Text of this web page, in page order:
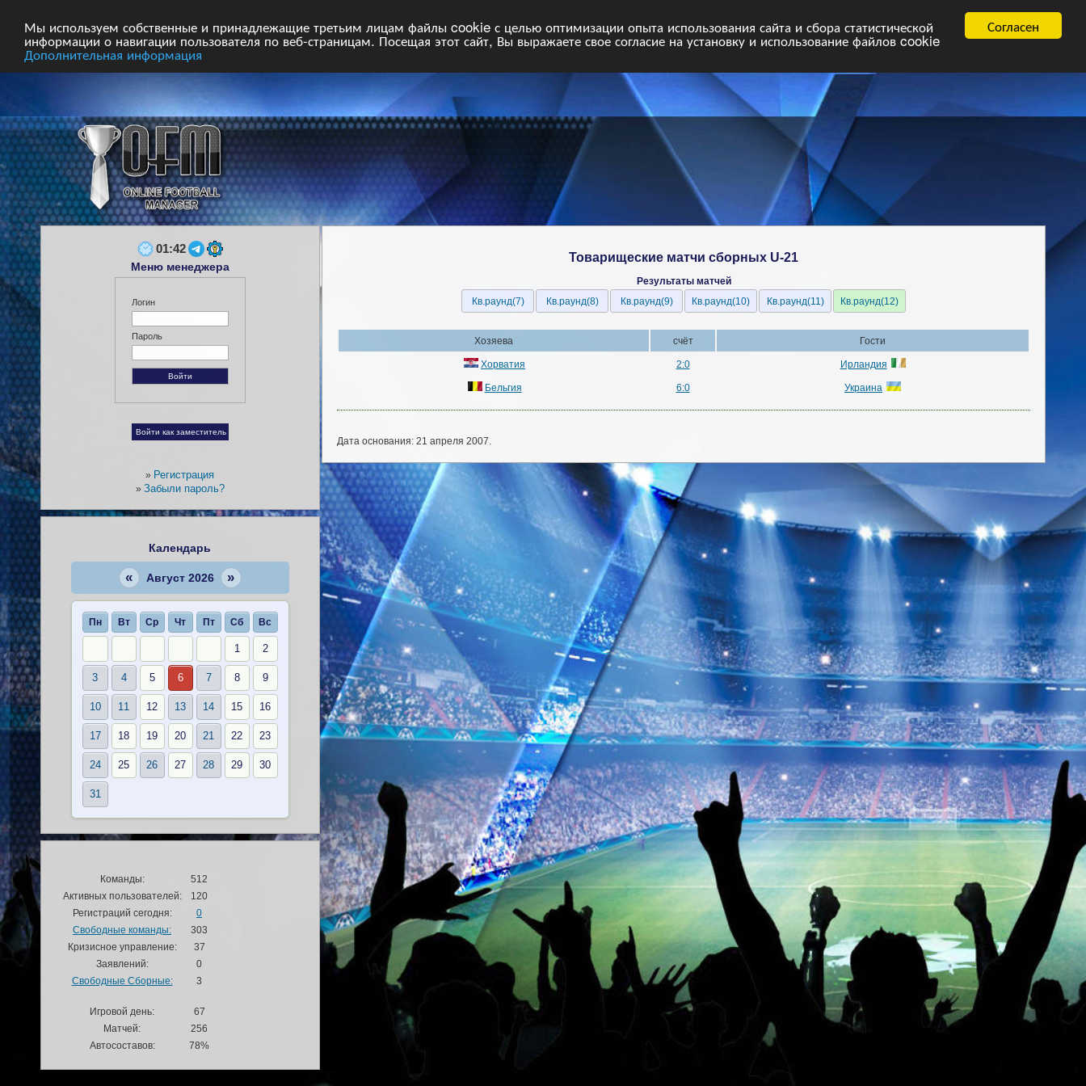
Согласен
Мы используем собственные и принадлежащие третьим лицам файлы cookie с целью оптимизации опыта использования сайта и сбора статистической
информации о навигации пользователя по веб-страницам. Посещая этот сайт, Вы выражаете свое согласие на установку и использование файлов cookie
Дополнительная информация
Товарищеские матчи сборных U-21
Результаты матчей
Кв.раунд(7)
Кв.раунд(8) Кв.раунд(9) Кв.раунд(10) Кв.раунд(11) Кв.раунд(12)
Хозяева cчёт Гости
Хорватия 2:0 Ирландия
Бельгия 6:0 Украина
Дата основания: 21 апреля 2007.
01:42
Меню менеджера
Логин
Пароль
» Регистрация
» Забыли пароль?
Календарь
« Август 2026 »
Пн Вт Ср Чт Пт Сб Вс
1 2
3 4 5 6 7 8 9
10 11 12 13 14 15 16
17 18 19 20 21 22 23
24 25 26 27 28 29 30
31
Команды:
512
Активных пользователей:
120
Регистраций сегодня:
0
Свободные команды:
303
Кризисное управление:
37
Заявлений:
0
Свободные Сборные:
3
Игровой день:
67
Матчей:
256
Автосоставов:
78%